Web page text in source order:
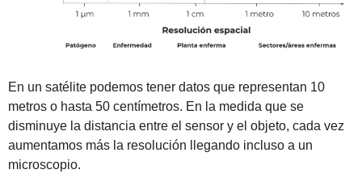
En un satélite podemos tener datos que representan 10
metros o hasta 50 centímetros. En la medida que se
disminuye la distancia entre el sensor y el objeto, cada vez
aumentamos más la resolución llegando incluso a un
microscopio.